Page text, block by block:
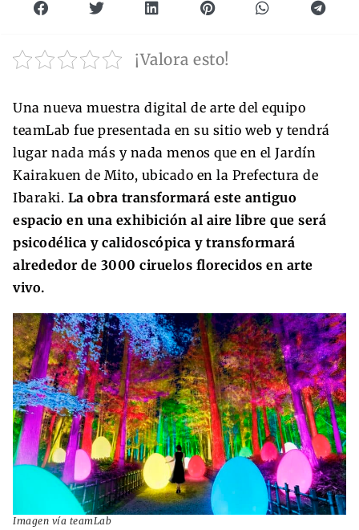
¡Valora esto!
Una nueva muestra digital de arte del equipo
teamLab fue presentada en su sitio web y tendrá
lugar nada más y nada menos que en el Jardín
Kairakuen de Mito, ubicado en la Prefectura de
Ibaraki. La obra transformará este antiguo
espacio en una exhibición al aire libre que será
psicodélica y calidoscópica y transformará
alrededor de 3000 ciruelos florecidos en arte
vivo.
Imagen vía teamLab